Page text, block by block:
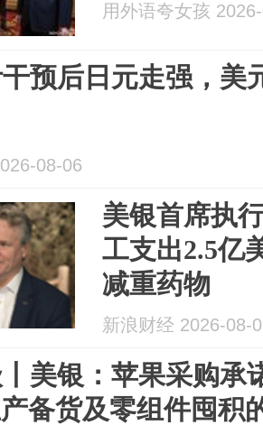
用外语夸女孩
预后日元走强，美
08-06
美银首席执
工支出2.5亿
减重药物
新浪财经 2026-08-
美银：苹果采购承
备货及零组件囤积